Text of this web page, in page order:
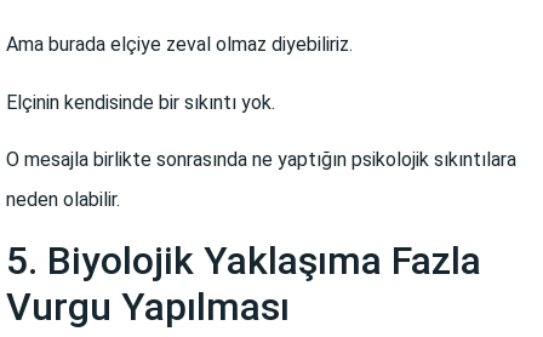
Ama burada elçiye zeval olmaz diyebiliriz.
Elçinin kendisinde bir sıkıntı yok.
O mesajla birlikte sonrasında ne yaptığın psikolojik sıkıntılara
neden olabilir.
5. Biyolojik Yaklaşıma Fazla
Vurgu Yapılması